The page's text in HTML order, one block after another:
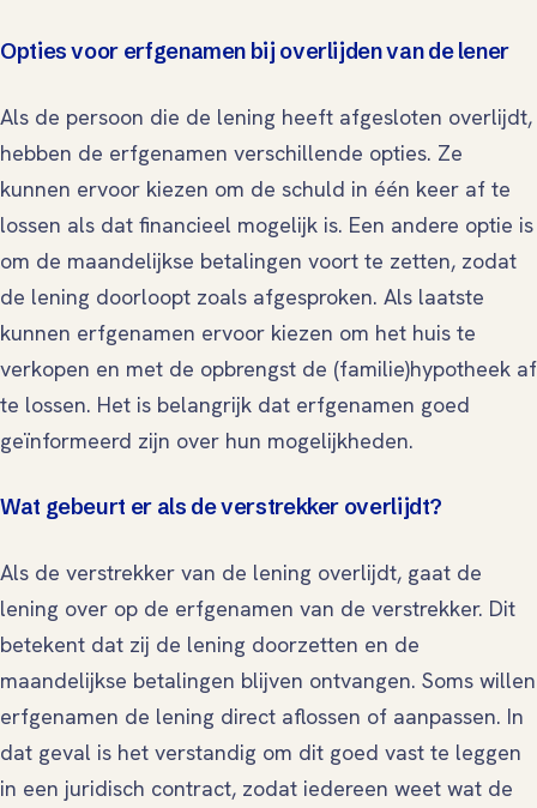
Opties voor erfgenamen bij overlijden van de lener
Als de persoon die de lening heeft afgesloten overlijdt,
hebben de erfgenamen verschillende opties. Ze
kunnen ervoor kiezen om de schuld in één keer af te
lossen als dat financieel mogelijk is. Een andere optie is
om de maandelijkse betalingen voort te zetten, zodat
de lening doorloopt zoals afgesproken. Als laatste
kunnen erfgenamen ervoor kiezen om het huis te
verkopen en met de opbrengst de (familie)hypotheek af
te lossen. Het is belangrijk dat erfgenamen goed
geïnformeerd zijn over hun mogelijkheden.
Wat gebeurt er als de verstrekker overlijdt?
Als de verstrekker van de lening overlijdt, gaat de
lening over op de erfgenamen van de verstrekker. Dit
betekent dat zij de lening doorzetten en de
maandelijkse betalingen blijven ontvangen. Soms willen
erfgenamen de lening direct aflossen of aanpassen. In
dat geval is het verstandig om dit goed vast te leggen
in een juridisch contract, zodat iedereen weet wat de